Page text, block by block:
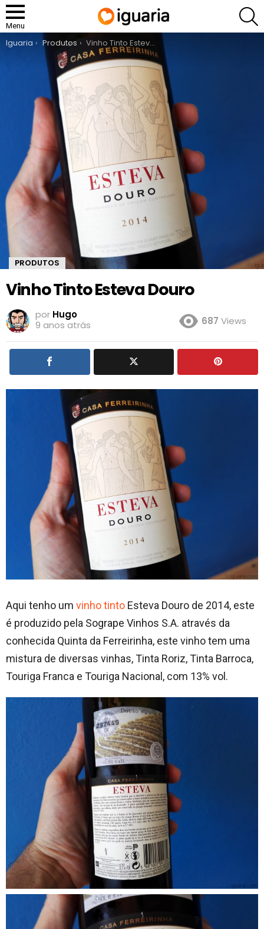
Menu
You are here:
Iguaria Produtos Vinho Tinto Esteva Douro
PRODUTOS
Vinho Tinto Esteva Douro
por Hugo
9 anos atrás
687 Views
Aqui tenho um vinho tinto Esteva Douro de 2014, este
é produzido pela Sogrape Vinhos S.A. através da
conhecida Quinta da Ferreirinha, este vinho tem uma
mistura de diversas vinhas, Tinta Roriz, Tinta Barroca,
Touriga Franca e Touriga Nacional, com 13% vol.